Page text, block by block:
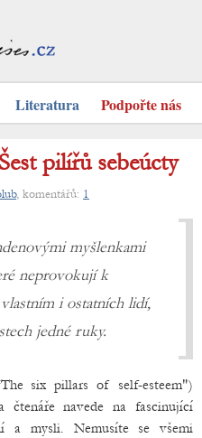
Literatura Podpořte nás
pilířů sebeúcty
, komentářů: 1
myšlenkami
neprovokují k
i ostatních lidí,
jedné ruky.
six pillars of self-esteem")
čtenáře navede na fascinující
a mysli. Nemusíte se všemi